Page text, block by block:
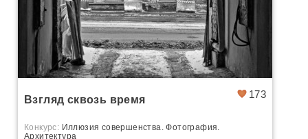
173
Взгляд сквозь время
Конкурс: Иллюзия совершенства. Фотография.
Архитектура